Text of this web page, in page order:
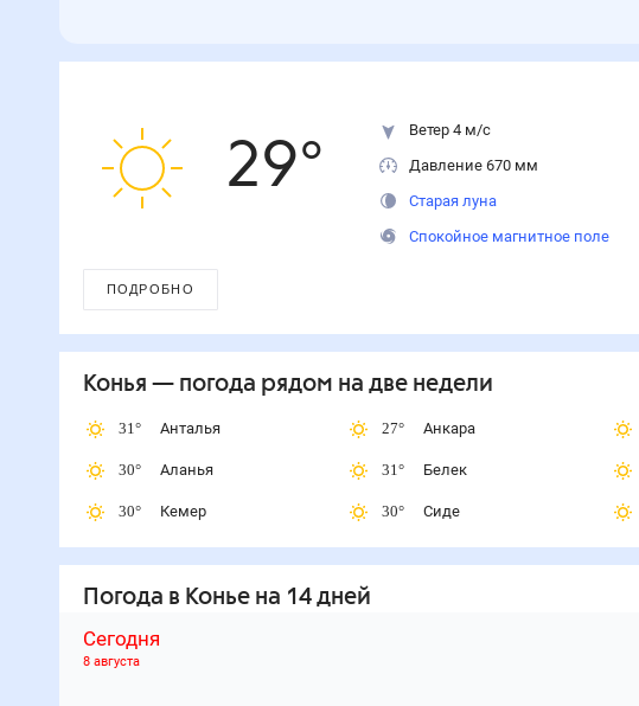
29°
Ветер 4 м/с
Давление 670 мм
Старая луна
Спокойное магнитное поле
ПОДРОБНО
Конья — погода рядом на две недели
31° Анталья
30° Аланья
30° Кемер
27° Анкара
31° Белек
30° Сиде
Погода в Коньена 14 дней
Сегодня
8 августа